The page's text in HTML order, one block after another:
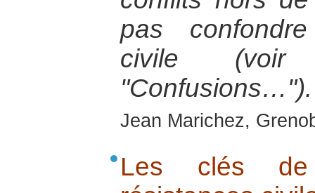
pas
civile (voir
"Confusions…").
Jean Marichez,
Les clés